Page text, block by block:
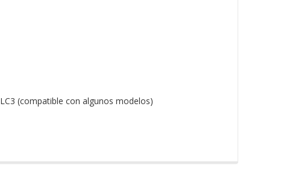
LC3 (compatible con algunos modelos)